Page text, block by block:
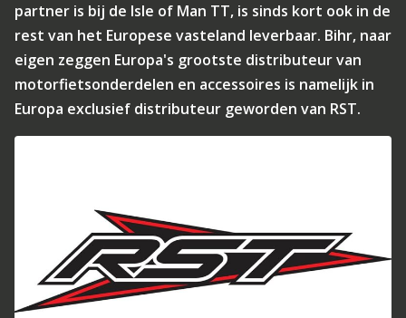
partner is bij de Isle of Man TT, is sinds kort ook in de
rest van het Europese vasteland leverbaar. Bihr, naar
eigen zeggen Europa's grootste distributeur van
motorfietsonderdelen en accessoires is namelijk in
Europa exclusief distributeur geworden van RST.